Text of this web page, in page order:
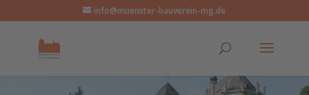
info@muenster-bauverein-mg.de